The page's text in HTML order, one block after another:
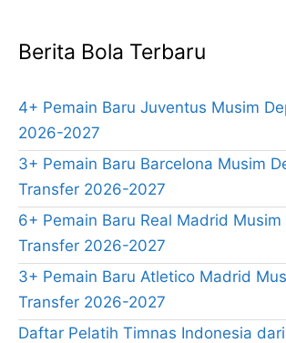
Berita Bola Terbaru
4+ Pemain Baru Juventus Musim
2026-2027
3+ Pemain Baru Barcelona Musim
Transfer 2026-2027
6+ Pemain Baru Real Madrid Musim
Transfer 2026-2027
3+ Pemain Baru Atletico Madrid
Transfer 2026-2027
Daftar Pelatih Timnas Indonesia